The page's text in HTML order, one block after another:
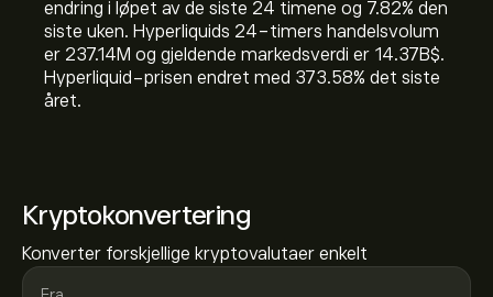
Kryptokonvertering
Konverter forskjellige kryptovalutaer enkelt
endring i løpet av de siste 24 timene og ‎7.82‎% den
siste uken. Hyperliquids 24-timers handelsvolum
er 237.14M og gjeldende markedsverdi er 14.37B‎$‎.
Hyperliquid-prisen endret med ‎373.58‎% det siste
året.